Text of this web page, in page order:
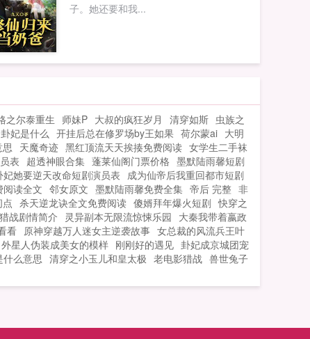
子。她还要和我...
之尔泰重生 师妹P 大叔的疯狂岁月 清穿如斯 虫族之
卦妃是什么 开挂后总在修罗场by王如果 荷尔蒙ai 大明
天魔奇迹 黑红顶流天天挨揍免费阅读 女学生二手袜
表 超透神眼合集 蓬莱仙阁门票价格 墨默陆雨馨短剧
妃她要逆天改命短剧演员表
成为仙帝后我重回都市短剧
阅读全文 邻女原文 墨默陆雨馨免费全集 帝后 完整 非
杀天逆龙诀全文免费阅读 傻婿拜年爆火短剧 快穿之
猎战剧情简介 灵异副本无限流惊悚乐园 大秦我带着嬴政
看 原神穿越万人迷女主逆袭故事 女总裁的风流兵王叶
外星人伪装成美女的模样 刚刚好的遇见 卦妃成京城团宠
什么意思 清穿之小玉儿和皇太极 老电影猎战 兽世兔子